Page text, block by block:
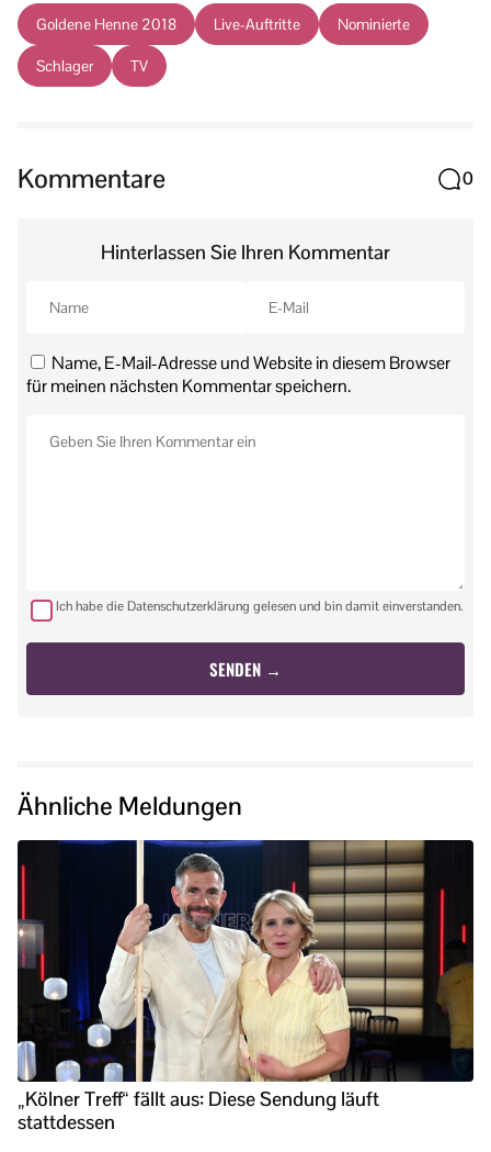
Goldene Henne 2018 Live-Auftritte Nominierte
Schlager TV
Kommentare 0
Hinterlassen Sie Ihren Kommentar
Name, E-Mail-Adresse und Website in diesem Browser
für meinen nächsten Kommentar speichern.
Ich habe die Datenschutzerklärung gelesen und bin damit einverstanden.
Ähnliche Meldungen
„Kölner Treff“ fällt aus: Diese Sendung läuft
stattdessen